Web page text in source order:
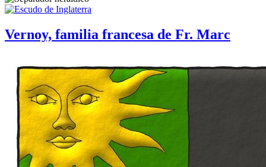
Vernoy, familia francesa de Fr. Marc